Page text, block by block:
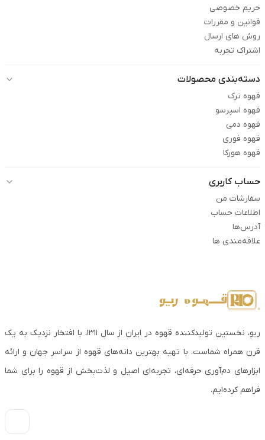
حریم خصوصی
قوانین و مقررات
روش های ارسال
اشتراک تجربه
دسته‌بندی محصولات
قهوه ترک
قهوه اسپرسو
قهوه دمی
قهوه فوری
قهوه هورکا
حساب کاربری
سفارشات من
اطلاعات حساب
آدرس‌ها
علاقه‌مندی ها
ریو، نخستین تولیدکننده قهوه در ایران از سال ۱۳۱۱، با افتخار نزدیک به یک
قرن همراه شماست. با تهیه بهترین دانه‌های قهوه از سراسر جهان و ارائه
ابزارهای دم‌آوری حرفه‌ای، تجربه‌ای اصیل و لذت‌بخش از قهوه را برای شما
فراهم کرده‌ایم.